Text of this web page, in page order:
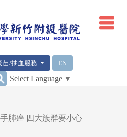
苗/抽血服務 EN
Select Language ▼
肺癌 四大族群要小心